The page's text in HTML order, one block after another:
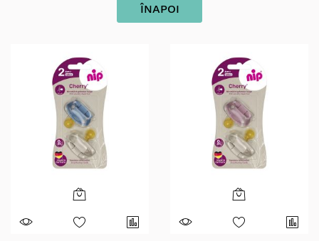
ÎNAPOI